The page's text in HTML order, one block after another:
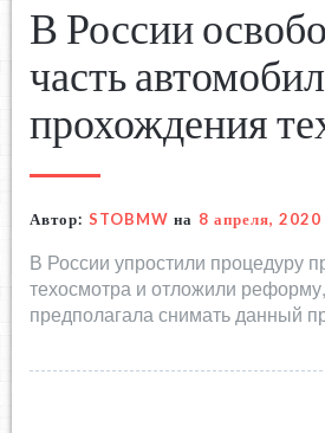
В России
часть
прохождения
Автор: STOBMW на 8 апреля, 2020
В России упростили процедуру
техосмотра и отложили
предполагала снимать данный